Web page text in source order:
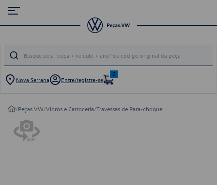
Nova Serrana Entre/registre-se
0
/Peças VW/Vidros e Carroceria/Travessas de Para-choque